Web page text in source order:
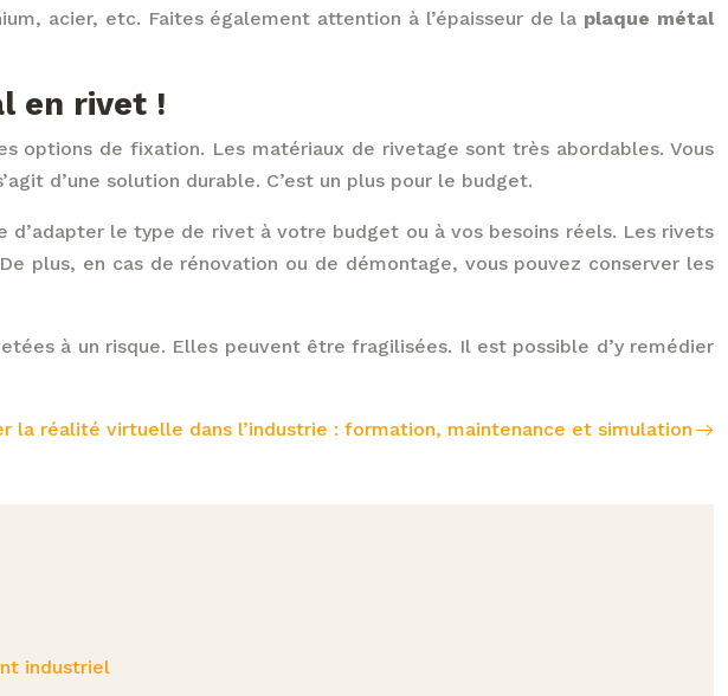
acier, etc. Faites également attention à l’épaisseur de la plaque métal
en rivet !
options de fixation. Les matériaux de rivetage sont très abordables. Vous
d’une solution durable. C’est un plus pour le budget.
le type de rivet à votre budget ou à vos besoins réels. Les rivets
plus, en cas de rénovation ou de démontage, vous pouvez conserver les
à un risque. Elles peuvent être fragilisées. Il est possible d’y remédier
la réalité virtuelle dans l’industrie : formation, maintenance et simulation
industriel